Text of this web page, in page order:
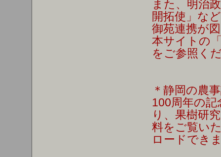
また、明治
開拓使」な
御苑連携が
本サイトの
をご参照く
＊静岡の農
100周年の
り、果樹研
料をご覧い
ロードでき